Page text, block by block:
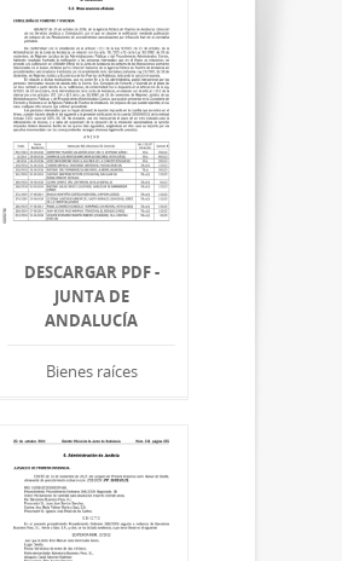
DESCARGAR PDF -
JUNTA DE
ANDALUCÍA
Bienes raíces